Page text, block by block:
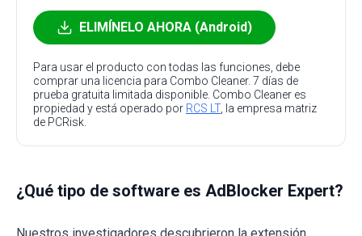
ELIMÍNELO AHORA (Android)
Para usar el producto con todas las funciones, debe
comprar una licencia para Combo Cleaner. 7 días de
prueba gratuita limitada disponible. Combo Cleaner es
propiedad y está operado por RCS LT, la empresa matriz
de PCRisk.
¿Qué tipo de software es AdBlocker Expert?